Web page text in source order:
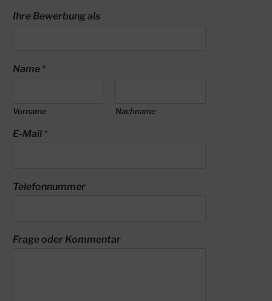
Ihre Bewerbung als
Name *
Vorname Nachname
E-Mail *
Telefonnummer
Frage oder Kommentar